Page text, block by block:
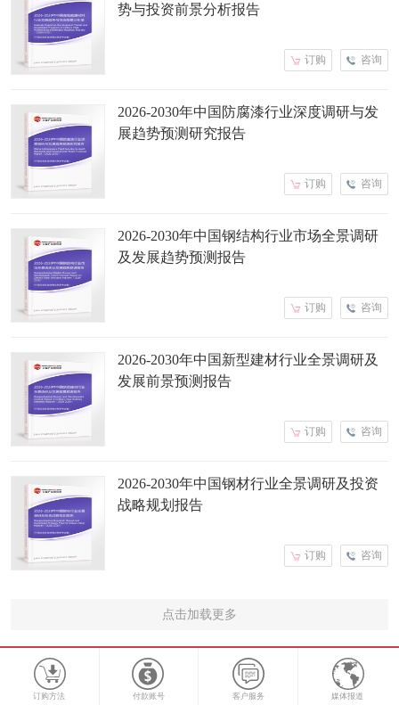
势与投资前景分析报告
咨询
订购
2026-2030年中国防腐漆行业深度调研与发
展趋势预测研究报告
咨询
订购
2026-2030年中国钢结构行业市场全景调研
及发展趋势预测报告
咨询
订购
2026-2030年中国新型建材行业全景调研及
发展前景预测报告
咨询
订购
2026-2030年中国钢材行业全景调研及投资
战略规划报告
咨询
订购
点击加载更多
订购方法 付款账号 客户服务 媒体报道